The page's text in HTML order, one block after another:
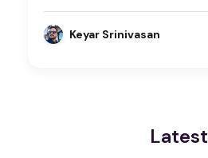
Keyar Srinivasan
Latest